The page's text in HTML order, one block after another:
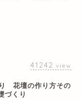
41242 view
花壇の作り方その
づくり